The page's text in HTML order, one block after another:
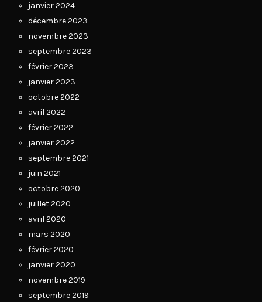
janvier 2024
décembre 2023
novembre 2023
septembre 2023
février 2023
janvier 2023
octobre 2022
avril 2022
février 2022
janvier 2022
septembre 2021
juin 2021
octobre 2020
juillet 2020
avril 2020
mars 2020
février 2020
janvier 2020
novembre 2019
septembre 2019